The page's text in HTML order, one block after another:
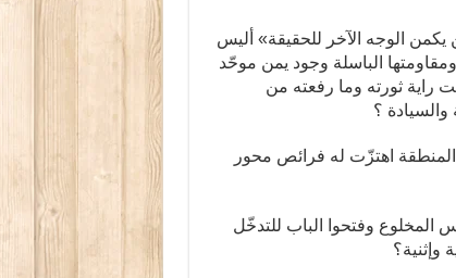
الوجه الآخر للحقيقة» أليس
الباسلة وجود يمن موحّد
راية ثورته وما رفعته من
؟
اهتزّت له فرائص محور
المخلوع وفتحوا الباب للتدخّل
وإثنية؟